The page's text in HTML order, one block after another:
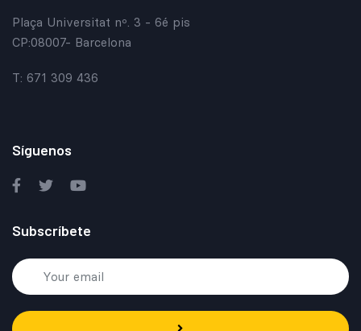
Plaça Universitat nº. 3 - 6é pis
CP:08007- Barcelona
T: 671 309 436
Síguenos
Subscríbete